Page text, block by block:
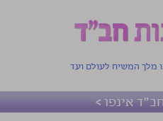
מלך המשיח לעולם ועד
אינפו >